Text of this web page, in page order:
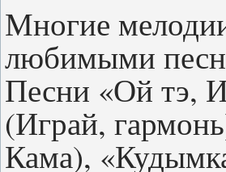
Многие
любимыми
Песни «Ой тэ,
(Играй,
Кама),